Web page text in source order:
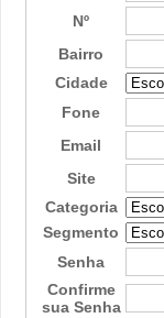
Nº
Bairro
Cidade
Fone
Email
Site
Categoria
Segmento
Senha
Confirme
sua Senha